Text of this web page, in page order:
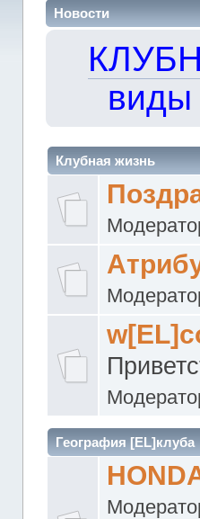
Новости
виды
Клубная жизнь
География [EL]клуба